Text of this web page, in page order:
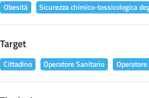
Obesità
Sicurezza chimico-tossicologica
Target
Cittadino Operatore Sanitario